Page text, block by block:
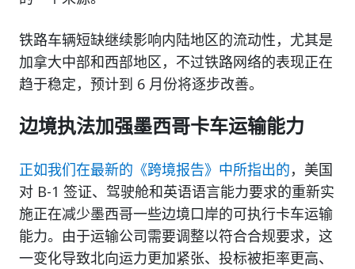
铁路车辆短缺继续影响内陆地区的流动性，尤其是
加拿大中部和西部地区，不过铁路网络的表现正在
趋于稳定，预计到 6 月份将逐步改善。
边境执法加强墨西哥卡车运输能力
正如我们在最新的《跨境报告》中所指出的，美国
对 B-1 签证、驾驶舱和英语语言能力要求的重新实
施正在减少墨西哥一些边境口岸的可执行卡车运输
能力。由于运输公司需要调整以符合合规要求，这
一变化导致北向运力更加紧张、投标被拒率更高、